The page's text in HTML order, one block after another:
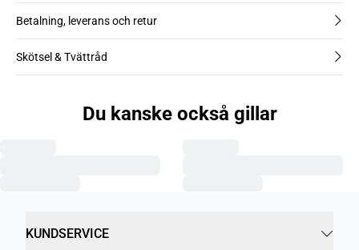
Betalning, leverans och retur
Skötsel & Tvättråd
Du kanske också gillar
KUNDSERVICE